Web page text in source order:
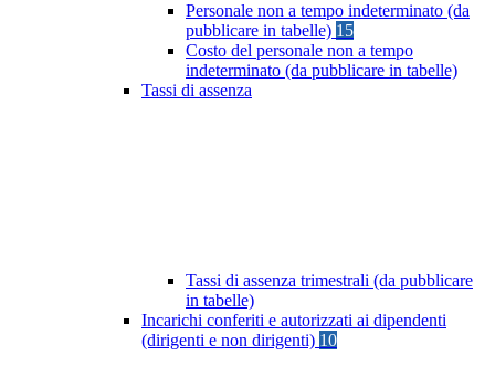
Personale non a tempo indeterminato (da
pubblicare in tabelle) 15
Costo del personale non a tempo
indeterminato (da pubblicare in tabelle)
Tassi di assenza
Tassi di assenza trimestrali (da pubblicare
in tabelle)
Incarichi conferiti e autorizzati ai dipendenti
(dirigenti e non dirigenti) 10